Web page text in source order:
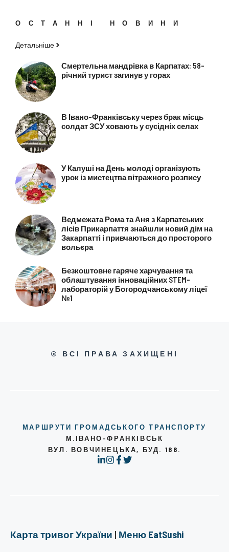
ОСТАННІ НОВИНИ
Детальніше
Смертельна мандрівка в Карпатах: 58-
річний турист загинув у горах
В Івано-Франківську через брак місць
солдат ЗСУ ховають у сусідніх селах
У Калуші на День молоді організують
урок із мистецтва вітражного розпису
Ведмежата Рома та Аня з Карпатських
лісів Прикарпаття знайшли новий дім на
Закарпатті і привчаються до просторого
вольєра
Безкоштовне гаряче харчування та
облаштування інноваційних STEM-
лабораторій у Богородчанському ліцеї
№1
© ВСІ ПРАВА ЗАХИЩЕНІ
МАРШРУТИ ГРОМАДСЬКОГО ТРАНСПОРТУ
М.ІВАНО-ФРАНКІВСЬК
ВУЛ. ВОВЧИНЕЦЬКА, БУД. 188.
Карта тривог України | Меню EatSushi